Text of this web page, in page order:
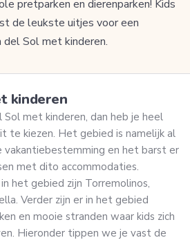
pretparken en dierenparken! Kids
de leukste uitjes voor een
del Sol met kinderen.
kinderen
Sol met kinderen, dan heb je heel
te kiezen. Het gebied is namelijk al
vakantiebestemming en het barst er
met dito accommodaties.
het gebied zijn Torremolinos,
Verder zijn er in het gebied
en mooie stranden waar kids zich
Hieronder tippen we je vast de